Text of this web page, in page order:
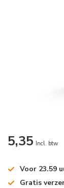
5,35 Incl. btw
Voor 23.59
Gratis